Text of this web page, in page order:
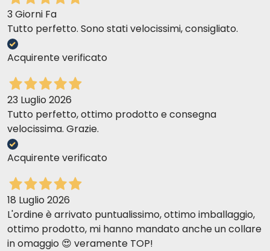
3 Giorni Fa
Tutto perfetto. Sono stati velocissimi, consigliato.
Acquirente verificato
23 Luglio 2026
Tutto perfetto, ottimo prodotto e consegna
velocissima. Grazie.
Acquirente verificato
18 Luglio 2026
L'ordine è arrivato puntualissimo, ottimo imballaggio,
ottimo prodotto, mi hanno mandato anche un collare
in omaggio 😍 veramente TOP!